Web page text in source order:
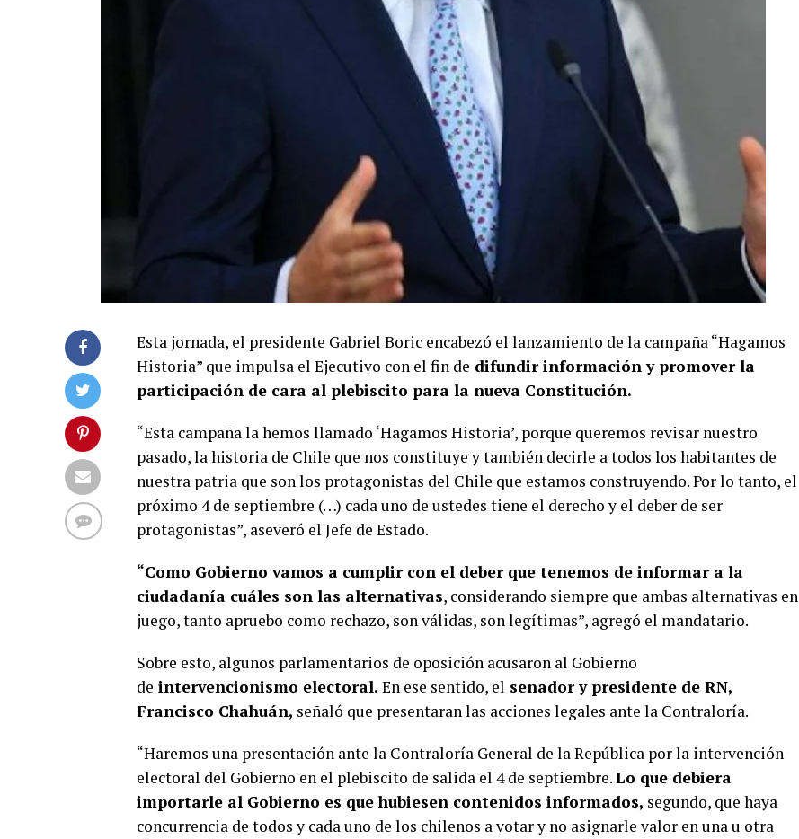
Esta jornada, el presidente Gabriel Boric encabezó el lanzamiento de la campaña “Hagamos
Historia” que impulsa el Ejecutivo con el fin de difundir información y promover la
participación de cara al plebiscito para la nueva Constitución.
“Esta campaña la hemos llamado ‘Hagamos Historia’, porque queremos revisar nuestro
pasado, la historia de Chile que nos constituye y también decirle a todos los habitantes de
nuestra patria que son los protagonistas del Chile que estamos construyendo. Por lo tanto, el
próximo 4 de septiembre (…) cada uno de ustedes tiene el derecho y el deber de ser
protagonistas”, aseveró el Jefe de Estado.
“Como Gobierno vamos a cumplir con el deber que tenemos de informar a la
ciudadanía cuáles son las alternativas, considerando siempre que ambas alternativas en
juego, tanto apruebo como rechazo, son válidas, son legítimas”, agregó el mandatario.
Sobre esto, algunos parlamentarios de oposición acusaron al Gobierno
de intervencionismo electoral. En ese sentido, el senador y presidente de RN,
Francisco Chahuán, señaló que presentaran las acciones legales ante la Contraloría.
“Haremos una presentación ante la Contraloría General de la República por la intervención
electoral del Gobierno en el plebiscito de salida el 4 de septiembre.Lo que debiera
importarle al Gobierno es que hubiesen contenidos informados, segundo, que haya
concurrencia de todos y cada uno de los chilenos a votar y no asignarle valor en una u otra